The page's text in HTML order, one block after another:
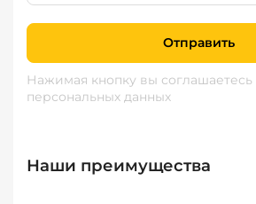
Отправить
Нажимая кнопку вы соглашаетесь
персональных данных
Наши преимущества